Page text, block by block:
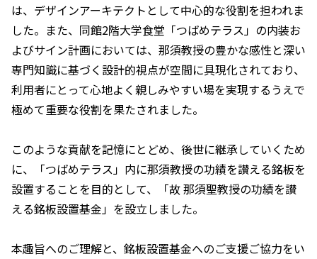
は、デザインアーキテクトとして中心的な役割を担われま
した。また、同館2階大学食堂「つばめテラス」の内装お
よびサイン計画においては、那須教授の豊かな感性と深い
専門知識に基づく設計的視点が空間に具現化されており、
利用者にとって心地よく親しみやすい場を実現するうえで
極めて重要な役割を果たされました。
このような貢献を記憶にとどめ、後世に継承していくため
に、「つばめテラス」内に那須教授の功績を讃える銘板を
設置することを目的として、「故 那須聖教授の功績を讃
える銘板設置基金」を設立しました。
本趣旨へのご理解と、銘板設置基金へのご支援ご協力をい